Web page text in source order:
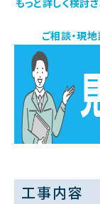
もっと詳しく検討
ご相談・現
工事内容